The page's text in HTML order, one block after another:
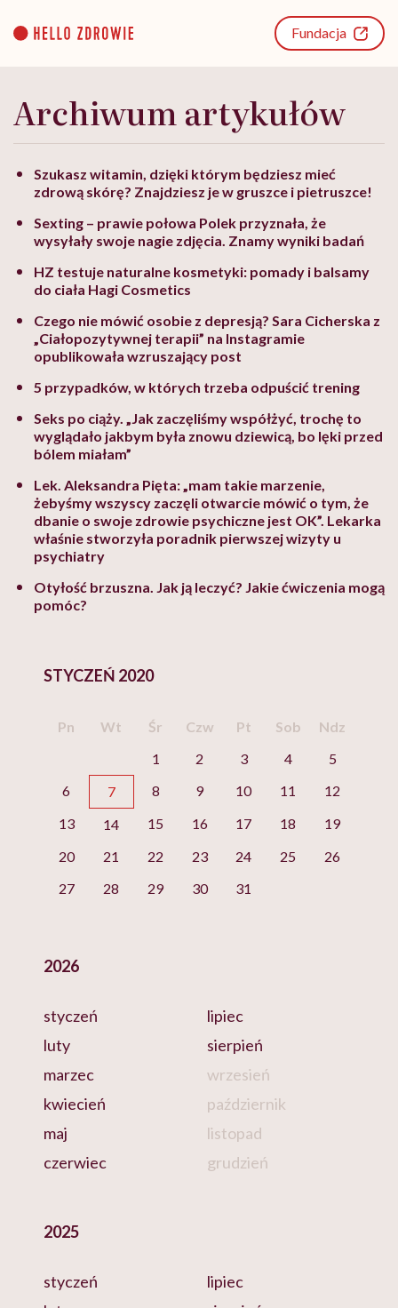
content
Fundacja
Archiwum artykułów
Szukasz witamin, dzięki którym będziesz mieć
zdrową skórę? Znajdziesz je w gruszce i pietruszce!
Sexting – prawie połowa Polek przyznała, że
wysyłały swoje nagie zdjęcia. Znamy wyniki badań
HZ testuje naturalne kosmetyki: pomady i balsamy
do ciała Hagi Cosmetics
Czego nie mówić osobie z depresją? Sara Cicherska z
„Ciałopozytywnej terapii” na Instagramie
opublikowała wzruszający post
5 przypadków, w których trzeba odpuścić trening
Seks po ciąży. „Jak zaczęliśmy współżyć, trochę to
wyglądało jakbym była znowu dziewicą, bo lęki przed
bólem miałam”
Lek. Aleksandra Pięta: „mam takie marzenie,
żebyśmy wszyscy zaczęli otwarcie mówić o tym, że
dbanie o swoje zdrowie psychiczne jest OK”. Lekarka
właśnie stworzyła poradnik pierwszej wizyty u
psychiatry
Otyłość brzuszna. Jak ją leczyć? Jakie ćwiczenia mogą
pomóc?
STYCZEŃ 2020
Pn Wt Śr Czw Pt Sob
Ndz
1
2 3 4
5
6
7 8 9 10 11
12
13
14 15 16 17 18
19
20
21 22 23 24 25
26
27
28 29 30 31
2026
styczeń
luty
marzec
kwiecień
maj
czerwiec
lipiec
sierpień
wrzesień
październik
listopad
grudzień
2025
styczeń
lipiec